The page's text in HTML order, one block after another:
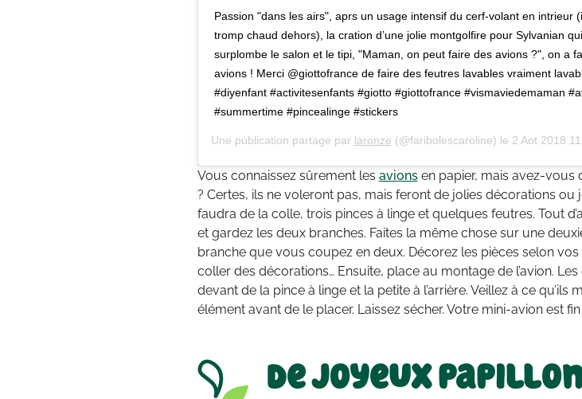
Passion "dans les airs", aprs un usage intensif du cerf-volant en intrieur
tromp chaud dehors), la cration d’une jolie montgolfire pour Sylvanian qui
surplombe le salon et le tipi, "Maman, on peut faire des avions ?", on a
avions ! Merci @giottofrance de faire des feutres lavables vraiment
#diyenfant #activitesenfants #giotto #giottofrance #vismaviedemaman
#summertime #pincealinge #stickers
Une publication partage par laronze (@faribolescaroline) le 2 Aot 2018 11 :51
Vous connaissez sûrement les avionsen papier, mais avez-vous
? Certes, ils ne voleront pas, mais feront de jolies décorations
faudra de la colle, trois pinces à linge et quelques feutres. Tout
et gardez les deux branches. Faites la même chose sur une
branche que vous coupez en deux. Décorez les pièces selon
coller des décorations… Ensuite, place au montage de l’avion.
devant de la pince à linge et la petite à l’arrière. Veillez à ce
élément avant de le placer. Laissez sécher. Votre mini-avion est
De joyeux